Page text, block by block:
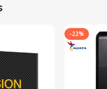
-22%